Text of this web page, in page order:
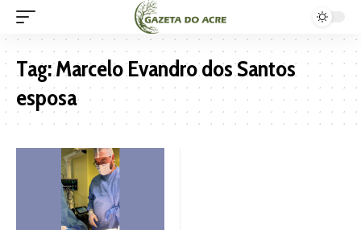
Tag:Marcelo Evandro dos Santos
esposa